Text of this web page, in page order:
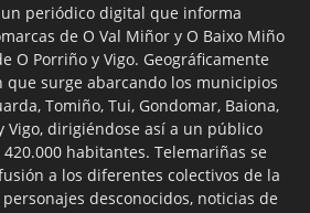
periódico digital que informa
de O Val Miñor y O Baixo Miño
O Porriño y Vigo. Geográficamente
surge abarcando los municipios
Tomiño, Tui, Gondomar, Baiona,
Vigo, dirigiéndose así a un público
habitantes. Telemariñas se
a los diferentes colectivos de la
desconocidos, noticias de